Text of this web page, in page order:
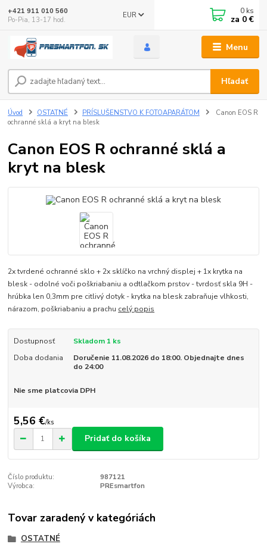
Menu
EUR
Hľadať
+421 911 010 560
Po-Pia, 13-17 hod.
0 ks
za 0 €
Úvod OSTATNÉ PRÍSLUŠENSTVO K FOTOAPARÁTOM
Canon EOS R
ochranné sklá a kryt na blesk
Canon EOS R ochranné sklá a
kryt na blesk
2x tvrdené ochranné sklo + 2x sklíčko na vrchný displej + 1x krytka na
blesk - odolné voči poškriabaniu a odtlačkom prstov - tvrdosť skla 9H -
hrúbka len 0,3mm pre citlivý dotyk - krytka na blesk zabraňuje vlhkosti,
nárazom, poškriabaniu a prachu celý popis
Dostupnosť
Skladom 1 ks
Doba dodania
Doručenie 11.08.2026 do 18:00. Objednajte dnes
do 24:00
Nie sme platcovia DPH
5,56 €/ks
Pridať do košíka
Číslo produktu:
987121
Výrobca:
PREsmartfon
Tovar zaradený v kategóriách
OSTATNÉ